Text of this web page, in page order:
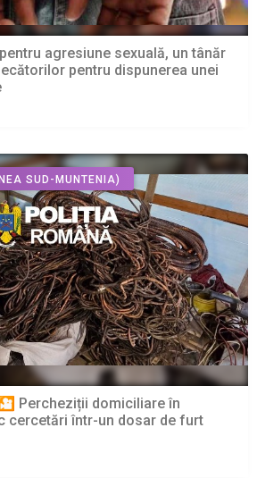
agresiune sexuală, un tânăr
pentru dispunerea unei
SUD-MUNTENIA)
🎦 Percheziții domiciliare în
cercetări într-un dosar de furt